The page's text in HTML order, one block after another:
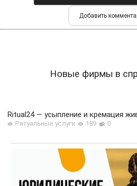
Новые фирмы в
Ritual24 — усыпление и кремация
Ритуальные услуги 189 0